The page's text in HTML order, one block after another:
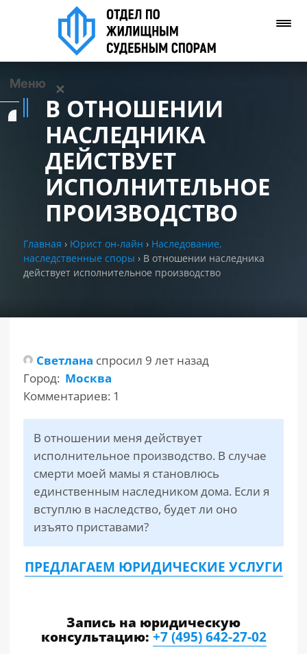
Меню ✕
Задать вопрос
(WhatsApp)
В ОТНОШЕНИИ
НАСЛЕДНИКА
ДЕЙСТВУЕТ
ИСПОЛНИТЕЛЬНОЕ
ПРОИЗВОДСТВО
Главная › Юрист он-лайн › Наследование,
наследственные споры › В отношении наследника
действует исполнительное производство
Светлана спросил 9 лет назад
Город: Москва
Комментариев: 1
В отношении меня действует
исполнительное производство. В случае
смерти моей мамы я становлюсь
единственным наследником дома. Если я
вступлю в наследство, будет ли оно
изъято приставами?
ПРЕДЛАГАЕМ ЮРИДИЧЕСКИЕ УСЛУГИ
Запись на юридическую
консультацию:+7 (495) 642-27-02